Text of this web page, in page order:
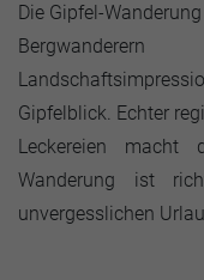
Die Gipfel-
Gipfelblick. Echter
Leckereien macht
Wanderung ist
unvergesslichen